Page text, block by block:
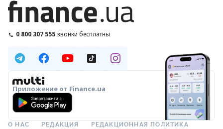
0 800 307 555 звонки бесплатны
Приложение от Finance.ua
О НАС РЕДАКЦИЯ РЕДАКЦИОННАЯ ПОЛИТИКА